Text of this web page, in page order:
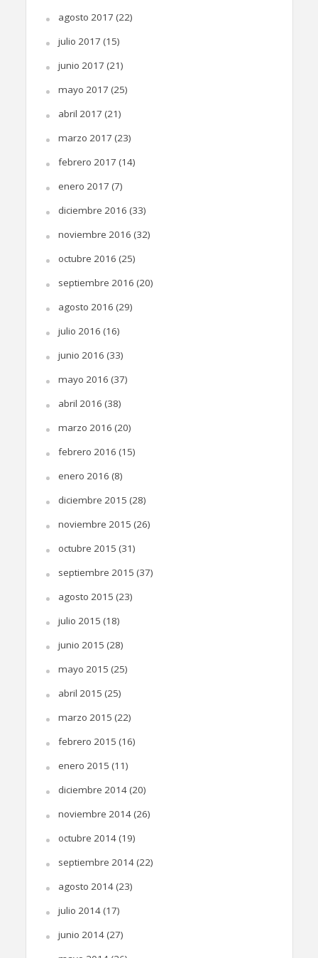
agosto 2017 (22)
julio 2017 (15)
junio 2017 (21)
mayo 2017 (25)
abril 2017 (21)
marzo 2017 (23)
febrero 2017 (14)
enero 2017 (7)
diciembre 2016 (33)
noviembre 2016 (32)
octubre 2016 (25)
septiembre 2016 (20)
agosto 2016 (29)
julio 2016 (16)
junio 2016 (33)
mayo 2016 (37)
abril 2016 (38)
marzo 2016 (20)
febrero 2016 (15)
enero 2016 (8)
diciembre 2015 (28)
noviembre 2015 (26)
octubre 2015 (31)
septiembre 2015 (37)
agosto 2015 (23)
julio 2015 (18)
junio 2015 (28)
mayo 2015 (25)
abril 2015 (25)
marzo 2015 (22)
febrero 2015 (16)
enero 2015 (11)
diciembre 2014(20)
noviembre 2014(26)
octubre 2014(19)
septiembre 2014(22)
agosto 2014(23)
julio 2014(17)
junio 2014(27)